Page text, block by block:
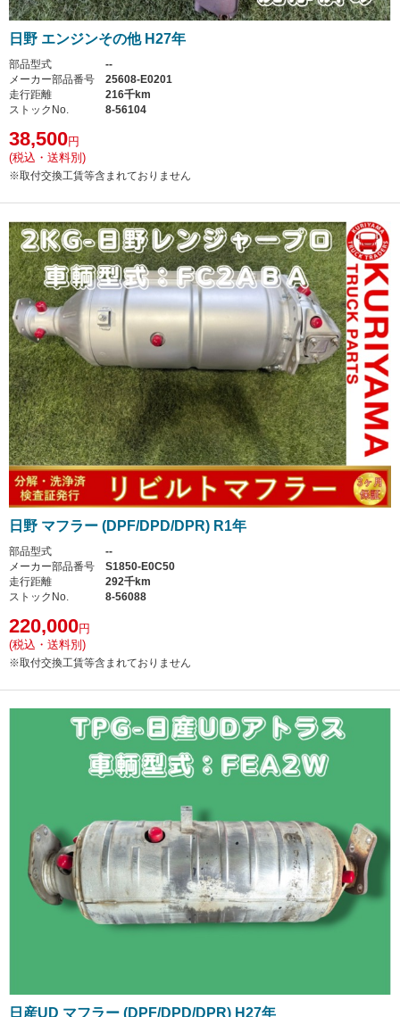
日野 エンジンその他 H27年
部品型式
--
メーカー部品番号
25608-E0201
走行距離
216千km
ストックNo.
8-56104
38,500円
(税込・送料別)
※取付交換工賃等含まれておりません
日野 マフラー (DPF/DPD/DPR) R1年
部品型式
--
メーカー部品番号
S1850-E0C50
走行距離
292千km
ストックNo.
8-56088
220,000円
(税込・送料別)
※取付交換工賃等含まれておりません
日産UD マフラー (DPF/DPD/DPR) H27年